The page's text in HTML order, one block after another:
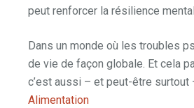
peut renforcer la résilience
Dans un monde où les troubles
de vie de façon globale. Et cela
c’est aussi – et peut-être surtout
Alimentation